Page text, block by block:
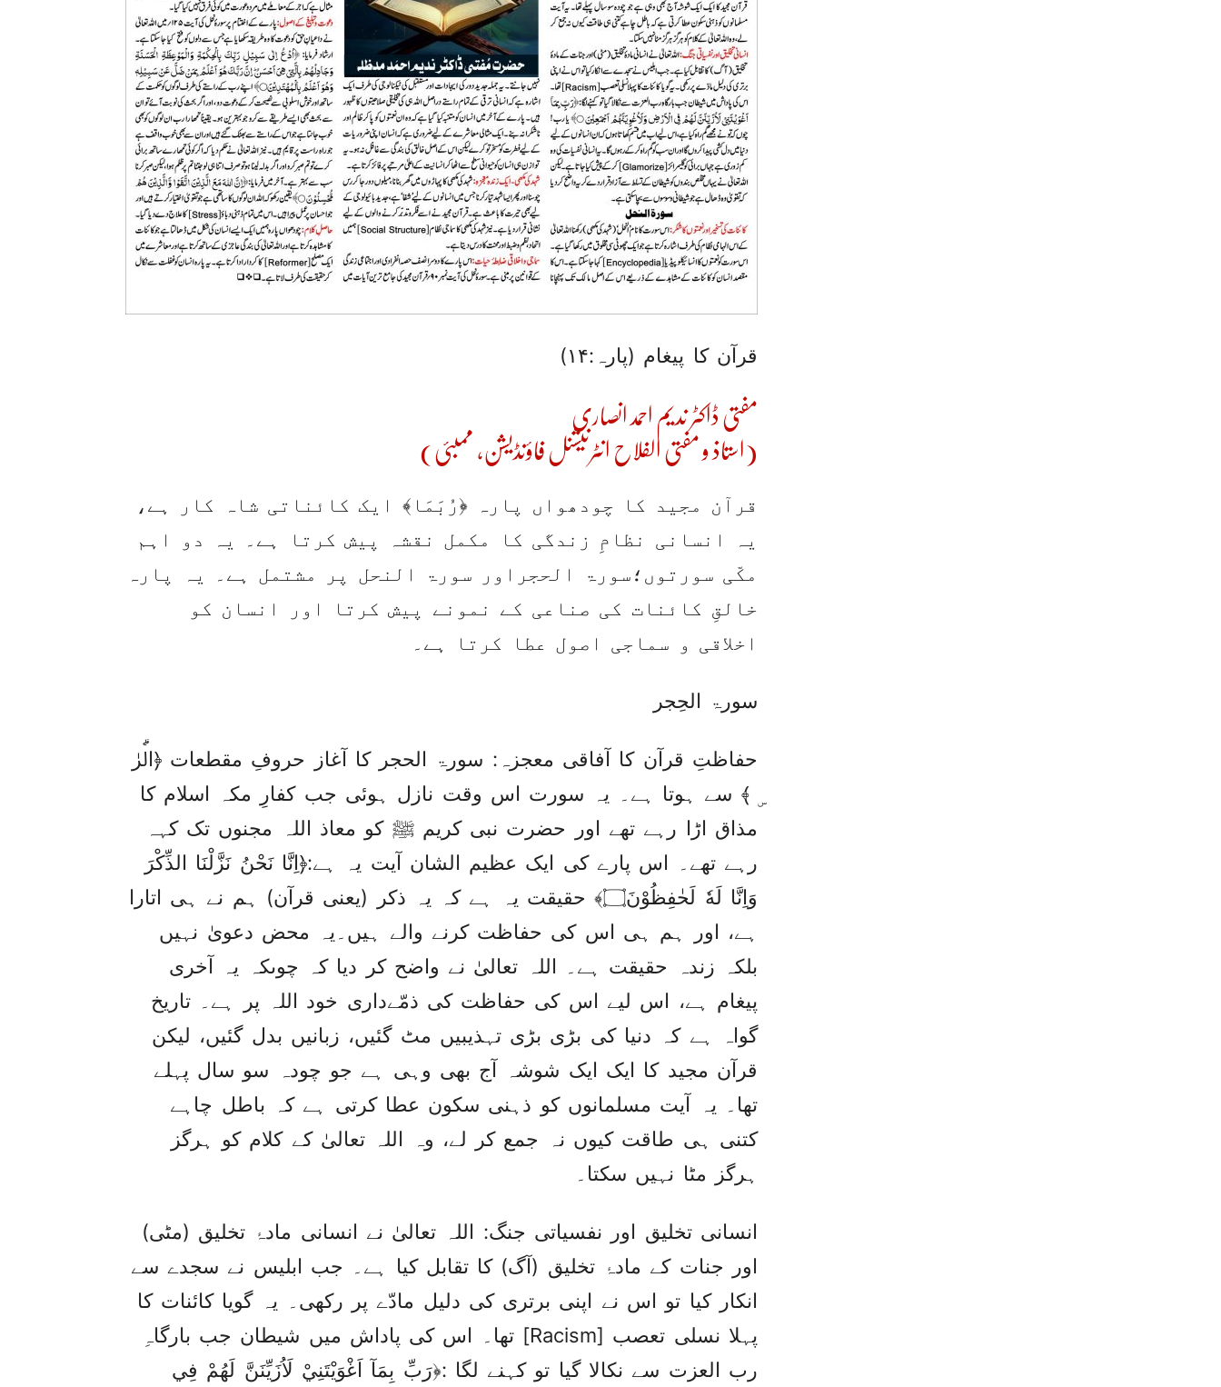
قرآن کا پیغام (پارہ:۱۴)
مفتی ڈاکٹر ندیم احمد انصاری
(استاذ و مفتی الفلاح انٹرنیشنل فاؤنڈیشن، ممبئی)
قرآن مجید کا چودھواں پارہ ﴿رُبَمَا﴾ ایک کائناتی شاہ کار ہے،
یہ انسانی نظامِ زندگی کا مکمل نقشہ پیش کرتا ہے۔ یہ دو اہم
مکّی سورتوں؛سورۃ الحجراور سورۃ النحل پر مشتمل ہے۔ یہ پارہ
خالقِ کائنات کی صناعی کے نمونے پیش کرتا اور انسان کو
اخلاقی و سماجی اصول عطا کرتا ہے۔
سورۃ الحِجر
حفاظتِ قرآن کا آفاقی معجزہ: سورۃ الحجر کا آغاز حروفِ مقطعات ﴿الۗرٰ
ۣ ﴾ سے ہوتا ہے۔ یہ سورت اس وقت نازل ہوئی جب کفارِ مکہ اسلام کا
مذاق اڑا رہے تھے اور حضرت نبی کریم ﷺ کو معاذ اللہ مجنوں تک کہہ
رہے تھے۔ اس پارے کی ایک عظیم الشان آیت یہ ہے:﴿اِنَّا نَحْنُ نَزَّلْنَا الذِّكْرَ
وَاِنَّا لَهٗ لَحٰفِظُوْنَ۝﴾ حقیقت یہ ہے کہ یہ ذکر (یعنی قرآن) ہم نے ہی اتارا
ہے، اور ہم ہی اس کی حفاظت کرنے والے ہیں۔یہ محض دعویٰ نہیں
بلکہ زندہ حقیقت ہے۔ اللہ تعالیٰ نے واضح کر دیا کہ چوںکہ یہ آخری
پیغام ہے، اس لیے اس کی حفاظت کی ذمّےداری خود اللہ پر ہے۔ تاریخ
گواہ ہے کہ دنیا کی بڑی بڑی تہذیبیں مٹ گئیں، زبانیں بدل گئیں، لیکن
قرآن مجید کا ایک ایک شوشہ آج بھی وہی ہے جو چودہ سو سال پہلے
تھا۔ یہ آیت مسلمانوں کو ذہنی سکون عطا کرتی ہے کہ باطل چاہے
کتنی ہی طاقت کیوں نہ جمع کر لے، وہ اللہ تعالیٰ کے کلام کو ہرگز
ہرگز مٹا نہیں سکتا۔
انسانی تخلیق اور نفسیاتی جنگ: اللہ تعالیٰ نے انسانی مادۂ تخلیق (مٹی)
اور جنات کے مادۂ تخلیق (آگ) کا تقابل کیا ہے۔ جب ابلیس نے سجدے سے
انکار کیا تو اس نے اپنی برتری کی دلیل مادّے پر رکھی۔ یہ گویا کائنات کا
پہلا نسلی تعصب [Racism] تھا۔ اس کی پاداش میں شیطان جب بارگاہِ
رب العزت سے نکالا گیا تو کہنے لگا :﴿رَبِّ بِمَآ اَغْوَيْتَنِيْ لَاُزَيِّنَنَّ لَهُمْ فِي